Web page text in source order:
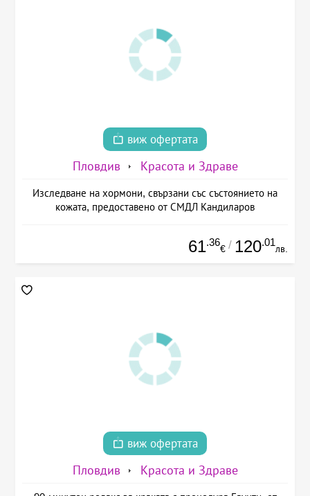
виж офертата
Пловдив Красота и Здраве
Изследване на хормони, свързани със състоянието на
кожата, предоставено от СМДЛ Кандиларов
61.36
€ / 120.01
лв.
виж офертата
Пловдив Красота и Здраве